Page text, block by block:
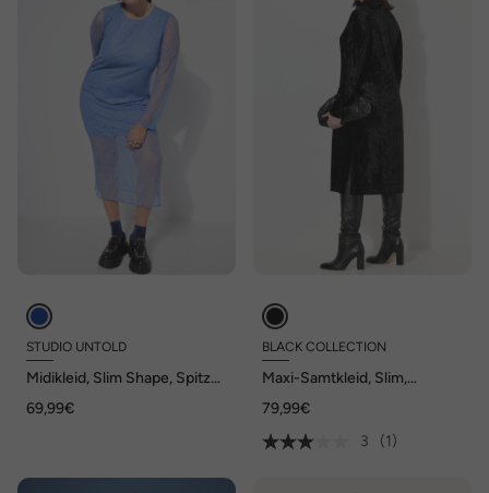
STUDIO UNTOLD
Midikleid, Slim Shape, Spitze,
69,99€
BLACK COLLECTION
Maxi-Samtkleid, Slim,
79,99€
3
(1)